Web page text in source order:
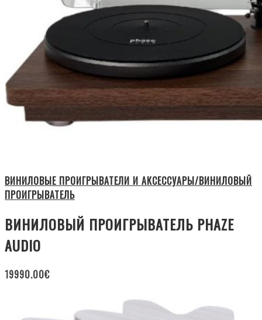
ВИНИЛОВЫЕ ПРОИГРЫВАТЕЛИ И АКСЕССУАРЫ/ВИНИЛОВЫЙ
ПРОИГРЫВАТЕЛЬ
ВИНИЛОВЫЙ ПРОИГРЫВАТЕЛЬ PHAZE
AUDIO
19990.00€